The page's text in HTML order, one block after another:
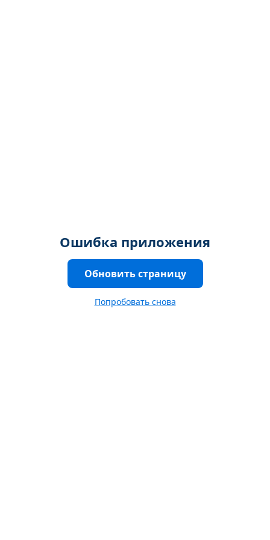
Ошибка приложения
Обновить страницу
Попробовать снова